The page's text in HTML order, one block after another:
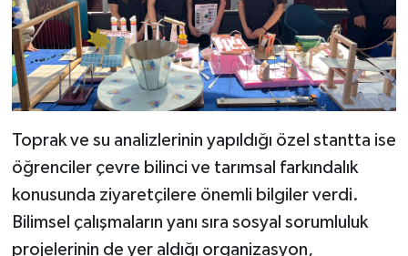
Toprak ve su analizlerinin yapıldığı özel stantta ise
öğrenciler çevre bilinci ve tarımsal farkındalık
konusunda ziyaretçilere önemli bilgiler verdi.
Bilimsel çalışmaların yanı sıra sosyal sorumluluk
projelerinin de yer aldığı organizasyon,